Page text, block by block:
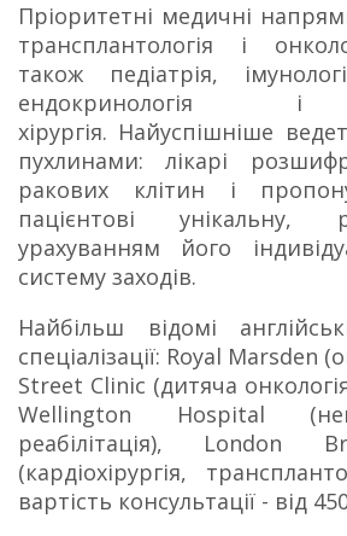
Пріоритетні медичні
трансплантологія і
також педіатрія,
ендокринологія і
хірургія. Найуспішніше
пухлинами: лікарі
ракових клітин і
пацієнтові унікальну,
урахуванням його
систему заходів.
Найбільш відомі
спеціалізації: Royal Marsden
Street Clinic (дитяча
Wellington Hospital
реабілітація), London
(кардіохірургія,
вартість консультації - від